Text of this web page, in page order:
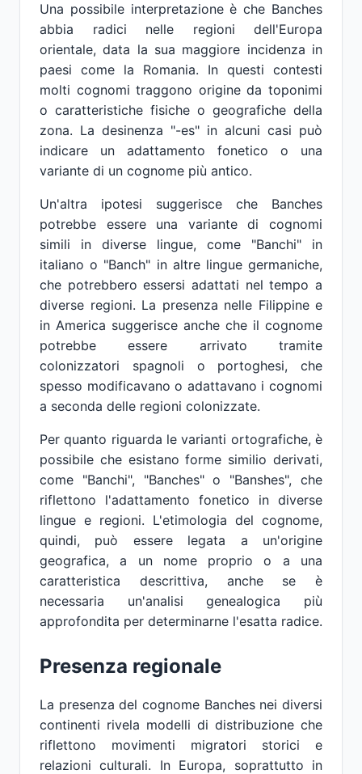
Una possibile interpretazione è che Banches
abbia radici nelle regioni dell'Europa
orientale, data la sua maggiore incidenza in
paesi come la Romania. In questi contesti
molti cognomi traggono origine da toponimi
o caratteristiche fisiche o geografiche della
zona. La desinenza "-es" in alcuni casi può
indicare un adattamento fonetico o una
variante di un cognome più antico.
Un'altra ipotesi suggerisce che Banches
potrebbe essere una variante di cognomi
simili in diverse lingue, come "Banchi" in
italiano o "Banch" in altre lingue germaniche,
che potrebbero essersi adattati nel tempo a
diverse regioni. La presenza nelle Filippine e
in America suggerisce anche che il cognome
potrebbe essere arrivato tramite
colonizzatori spagnoli o portoghesi, che
spesso modificavano o adattavano i cognomi
a seconda delle regioni colonizzate.
Per quanto riguarda le varianti ortografiche, è
possibile che esistano forme similio derivati,
come "Banchi", "Banches" o "Banshes", che
riflettono l'adattamento fonetico in diverse
lingue e regioni. L'etimologia del cognome,
quindi, può essere legata a un'origine
geografica, a un nome proprio o a una
caratteristica descrittiva, anche se è
necessaria un'analisi genealogica più
approfondita per determinarne l'esatta radice.
Presenza regionale
La presenza del cognome Banches nei diversi
continenti rivela modelli di distribuzione che
riflettono movimenti migratori storici e
relazioni culturali. In Europa, soprattutto in